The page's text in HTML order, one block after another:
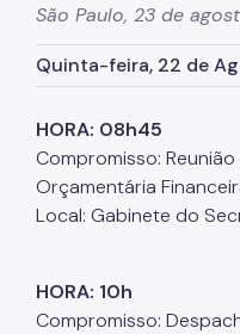
Órgãos colegiados da
Procuradoria Geral
Notícias
Perguntas Frequentes
São Paulo, 23 de
Quinta-feira, 22 de
HORA: 08h45
Compromisso:
Orçamentária
Local: Gabinete do
HORA: 10h
Compromisso: